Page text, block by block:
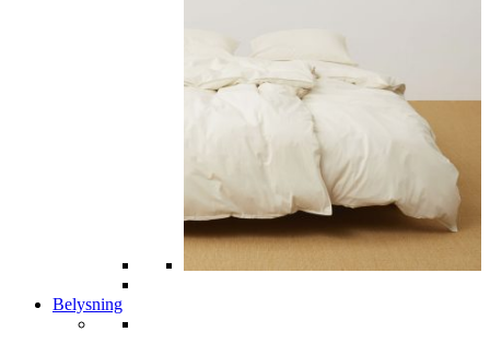
Belysning